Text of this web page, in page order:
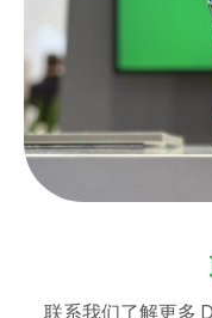
联系我们了解更多